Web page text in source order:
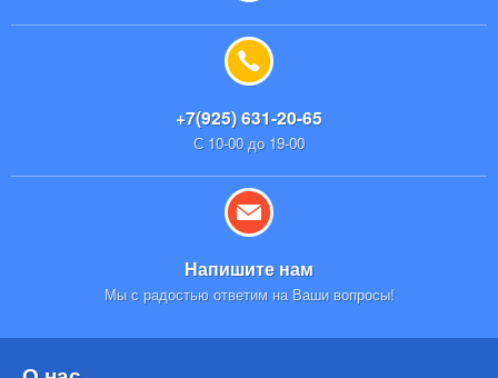
+7(925) 631-20-65
С 10-00 до 19-00
Напишите нам
Мы с радостью ответим на Ваши вопросы!